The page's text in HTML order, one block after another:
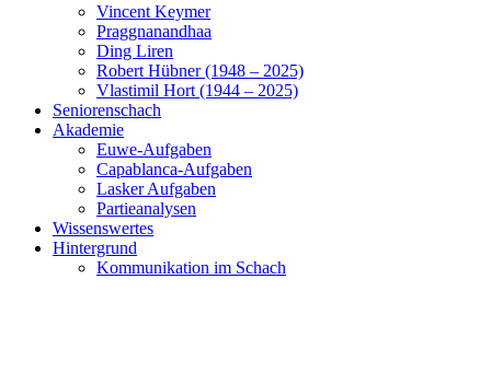
Vincent Keymer
Praggnanandhaa
Ding Liren
Robert Hübner (1948 – 2025)
Vlastimil Hort (1944 – 2025)
Seniorenschach
Akademie
Euwe-Aufgaben
Capablanca-Aufgaben
Lasker Aufgaben
Partieanalysen
Wissenswertes
Hintergrund
Kommunikation im Schach